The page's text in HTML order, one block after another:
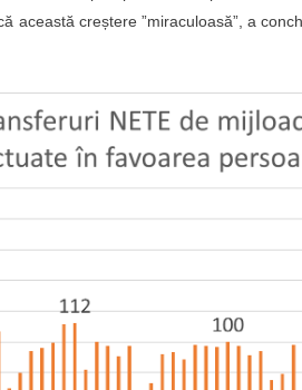
această creștere ”miraculoasă”, a